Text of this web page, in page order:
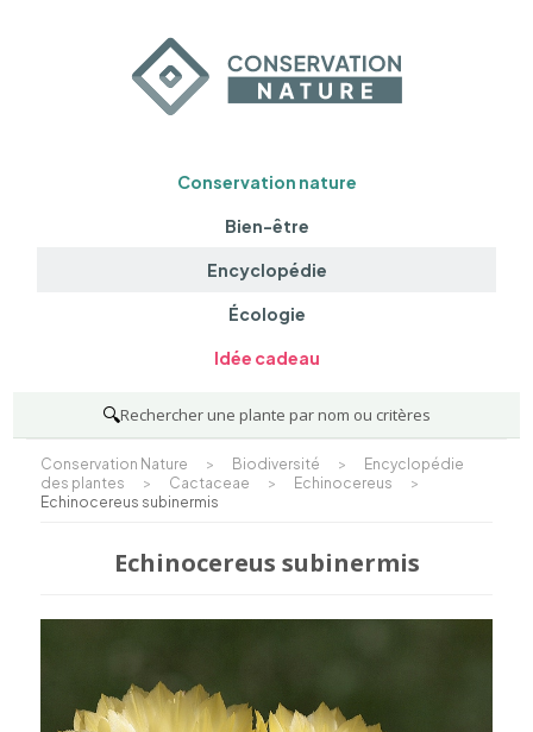
Conservation nature
Bien-être
Encyclopédie
Écologie
Idée cadeau
🔍Rechercher une plante par nom ou critères
Conservation Nature > Biodiversité >
Encyclopédie
des plantes
> Cactaceae > Echinocereus
>
Echinocereus subinermis
Echinocereus subinermis